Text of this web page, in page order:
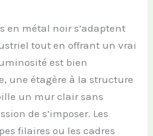
en métal noir s’adaptent
tout en offrant un vrai
est bien
une étagère à la structure
un mur clair sans
de s’imposer. Les
filaires ou les cadres